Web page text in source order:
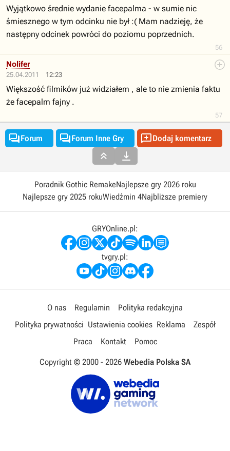
56
Wyjątkowo średnie wydanie facepalma - w sumie nic
śmiesznego w tym odcinku nie był :( Mam nadzieję, że
następny odcinek powróci do poziomu poprzednich.
25.04.2011 12:23
57
Nolifer
Większość filmików już widziałem , ale to nie zmienia faktu
że facepalm fajny .
Forum Forum Inne Gry Dodaj komentarz
 
Poradnik Gothic RemakeNajlepsze gry 2026 roku
Najlepsze gry 2025 rokuWiedźmin 4Najbliższe premiery
GRYOnline.pl:
tvgry.pl:
O nas Regulamin
Polityka redakcyjna
Polityka prywatności Ustawienia cookies Reklama
Zespół
Praca
Kontakt Pomoc
Copyright © 2000 - 2026 Webedia Polska SA